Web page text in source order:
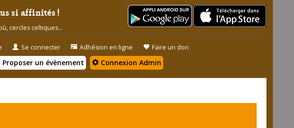
si affinités !
cercles celtiques...
| Se connecter | Adhésion en ligne | Faire un don
Proposer un évènement Connexion Admin